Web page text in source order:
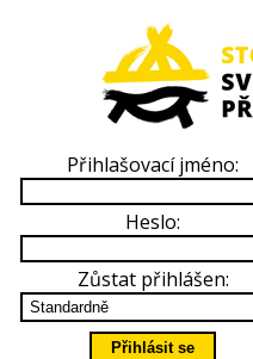
Přihlašovací jméno:
Heslo:
Zůstat přihlášen: